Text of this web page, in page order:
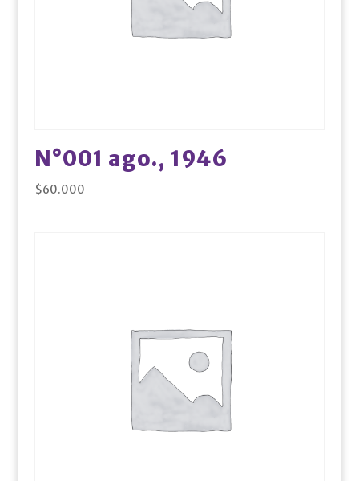
N°001 ago., 1946
$60.000